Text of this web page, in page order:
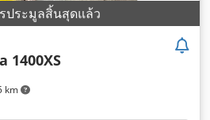
ประมูลสิ้นสุดแล้ว
km
1400XS